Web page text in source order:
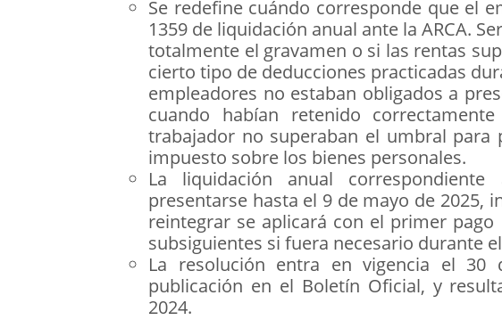
Se redefine cuándo corresponde que el
1359 de liquidación anual ante la ARCA.
totalmente el gravamen o si las rentas
cierto tipo de deducciones practicadas
empleadores no estaban obligados a
cuando habían retenido
trabajador no superaban el umbral para
impuesto sobre los bienes personales.
La liquidación anual
presentarse hasta el 9 de mayo de 2025,
reintegrar se aplicará con el primer
subsiguientes si fuera necesario durante
La resolución entra en vigencia el
publicación en el Boletín Oficial, y
2024.